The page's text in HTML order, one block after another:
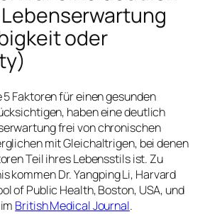
oder
Faktoren für einen gesunden
haben eine deutlich
frei von chronischen
mit Gleichaltrigen, bei denen
Teil ihres Lebensstils ist. Zu
kommen Dr. Yangping Li, Harvard
of Public Health, Boston, USA, und
British Medical Journal.